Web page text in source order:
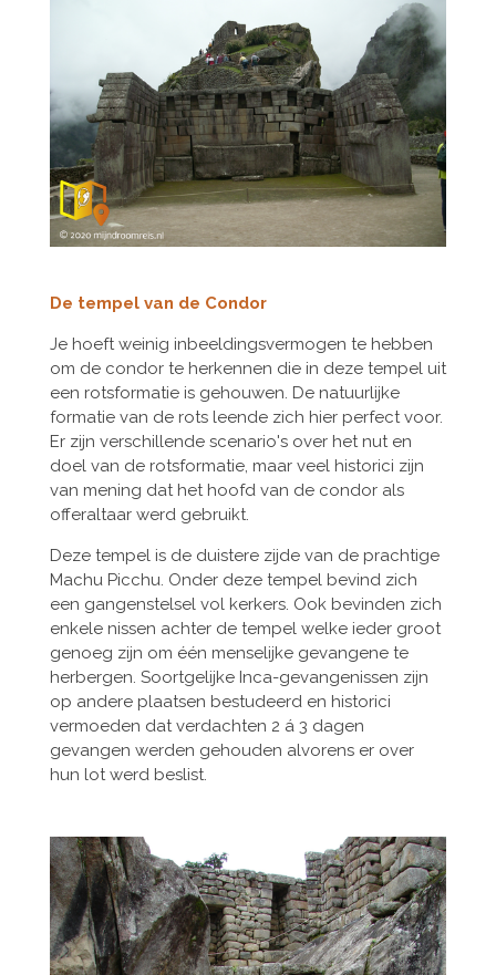
De tempel van de Condor
Je hoeft weinig inbeeldingsvermogen te hebben
om de condor te herkennen die in deze tempel uit
een rotsformatie is gehouwen. De natuurlijke
formatie van de rots leende zich hier perfect voor.
Er zijn verschillende scenario's over het nut en
doel van de rotsformatie, maar veel historici zijn
van mening dat het hoofd van de condor als
offeraltaar werd gebruikt.
Deze tempel is de duistere zijde van de prachtige
Machu Picchu. Onder deze tempel bevind zich
een gangenstelsel vol kerkers. Ook bevinden zich
enkele nissen achter de tempel welke ieder groot
genoeg zijn om één menselijke gevangene te
herbergen. Soortgelijke Inca-gevangenissen zijn
op andere plaatsen bestudeerd en historici
vermoeden dat verdachten 2 á 3 dagen
gevangen werden gehouden alvorens er over
hun lot werd beslist.